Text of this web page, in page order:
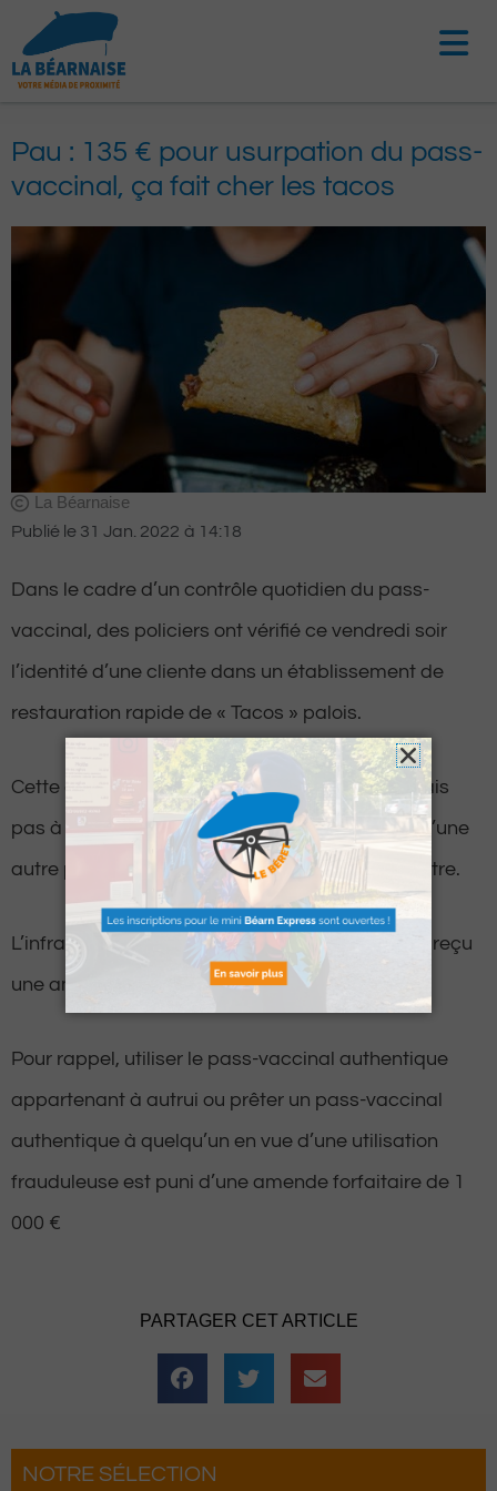
contenu
Pau : 135 € pour usurpation du pass-
vaccinal, ça fait cher les tacos
La Béarnaise
Publié le 31 Jan. 2022 à 14:18
Dans le cadre d’un contrôle quotidien du pass-
vaccinal, des policiers ont vérifié ce vendredi soir
l’identité d’une cliente dans un établissement de
restauration rapide de « Tacos » palois.
Cette dernière avait bien un certificat covid, mais
pas à son nom. Ce pass était en effet au nom d’une
autre personne qu’elle a déclaré ne pas connaitre.
L’infraction a été retenue à son encontre. Elle a reçu
une amende de 135 euros.
Pour rappel, utiliser le pass-vaccinal authentique
appartenant à autrui ou prêter un pass-vaccinal
authentique à quelqu’un en vue d’une utilisation
frauduleuse est puni d’une amende forfaitaire de 1
000 €
PARTAGER CET ARTICLE
NOTRE SÉLECTION